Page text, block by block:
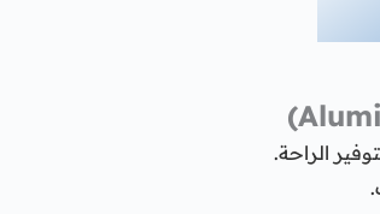
الراحة.